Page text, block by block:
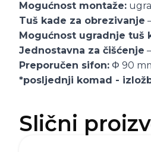
Mogućnost montaže:
Tuš kade za obrezivanje
Mogućnost ugradnje tuš
Jednostavna za čišćenje
Preporučen sifon: Φ 90
*posljednji komad -
Slični